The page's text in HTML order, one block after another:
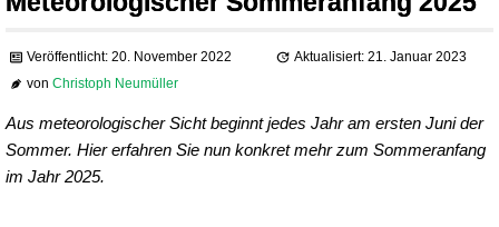
Veröffentlicht: 20. November 2022
Aktualisiert: 21. Januar 2023
vonChristoph Neumüller
Aus meteorologischer Sicht beginnt jedes Jahr am ersten Juni der
Sommer. Hier erfahren Sie nun konkret mehr zum Sommeranfang
im Jahr 2025.